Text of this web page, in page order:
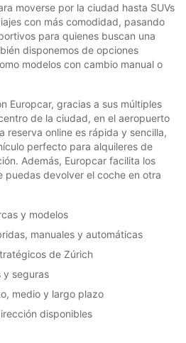
moverse por la ciudad hasta SUVs
con más comodidad, pasando
para quienes buscan una
disponemos de opciones
modelos con cambio manual o
Europcar, gracias a sus múltiples
de la ciudad, en el aeropuerto
reserva online es rápida y sencilla,
perfecto para alquileres de
Además, Europcar facilita los
puedas devolver el coche en otra
y modelos
manuales y automáticas
de Zúrich
y seguras
medio y largo plazo
disponibles